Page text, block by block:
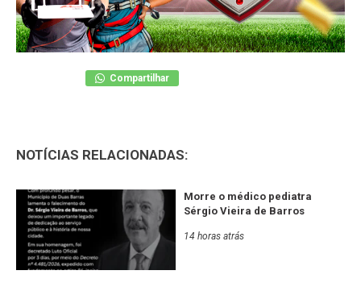
Compartilhar
NOTÍCIAS RELACIONADAS:
Morre o médico pediatra
Sérgio Vieira de Barros
14 horas atrás